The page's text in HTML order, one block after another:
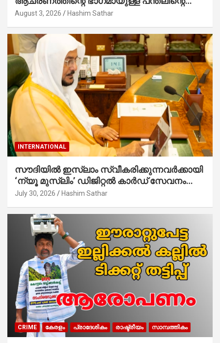
കാൽനാട്ട് കർമ്മം ആർച്ച് പ്രീസ്റ്റ് വെരി.
August 3, 2026 Hashim Sathar
INTERNATIONAL
സൗദിയില്‍ ഇസ്‌ലാം സ്വീകരിക്കുന്നവര്‍ക്കായി
‘ന്യൂ മുസ്ലിം’ ഡിജിറ്റല്‍ കാര്‍ഡ് സേവനം
ആരംഭിച്ചു
July 30, 2026 Hashim Sathar
CRIME കേരളം പ്രാദേശികം രാഷ്ട്രീയം സാമ്പത്തികം